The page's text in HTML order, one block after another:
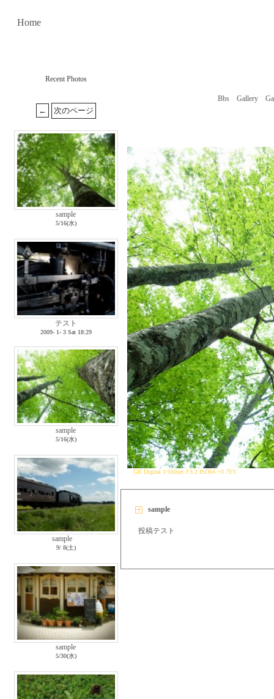
Home
Recent Photos
sample
5/16(水)
テスト
2009- 1- 3 Sat 18:29
sample
5/16(水)
sample
9/ 8(土)
sample
5/30(水)
Bbs Gallery
GR Digital 1/160sec F3.2 ISO64 +0.7EV
sample
投稿テスト